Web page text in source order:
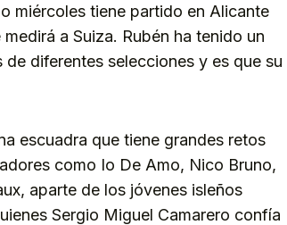
miércoles tiene partido en Alicante
a Suiza. Rubén ha tenido un
diferentes selecciones y es que su
escuadra que tiene grandes retos
como Io De Amo, Nico Bruno,
aparte de los jóvenes isleños
Sergio Miguel Camarero confía